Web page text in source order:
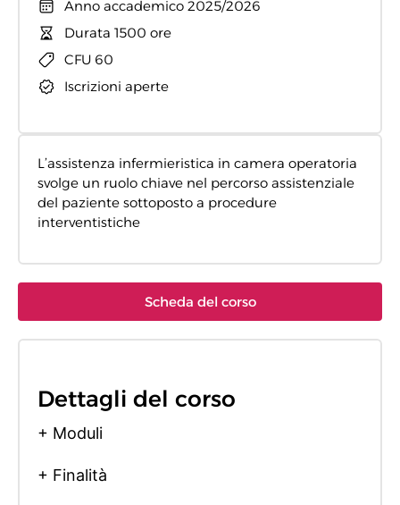
L’assistenza infermieristica in camera operatoria
svolge un ruolo chiave nel percorso assistenziale
del paziente sottoposto a procedure
interventistiche
Scheda del corso
Dettagli del corso
+ Moduli
+ Finalità
Anno accademico 2025/2026
Durata 1500 ore
CFU 60
Iscrizioni aperte